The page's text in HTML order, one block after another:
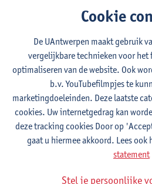
Bedrijfswetenschappen Economie.
nemen in het academiejaar na de
Business in the European Union
2E SEM
6studiepunten
Lesgever(s):
Raphael Heereman
Current issues in international
2E SEM
3studiepunten
Lesgever(s):
Peter Verhezen
Innovation management and
studiepunten
Cookie
De UAntwerpen maakt gebruik
vergelijkbare technieken voor
optimaliseren van de website. Ook
b.v. YouTubefilmpjes te
marketingdoeleinden. Deze laatste
cookies. Uw internetgedrag kan
deze tracking cookies Door op
gaat u hiermee akkoord. Lees ook
statement
Stel je persoonlijke